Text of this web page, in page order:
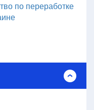
по переработке